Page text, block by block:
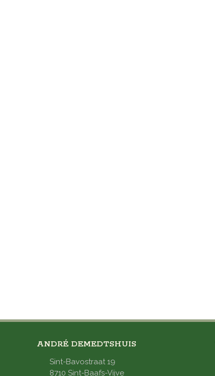
ANDRÉ DEMEDTSHUIS
Sint-Bavostraat 19
8710 Sint-Baafs-Vijve